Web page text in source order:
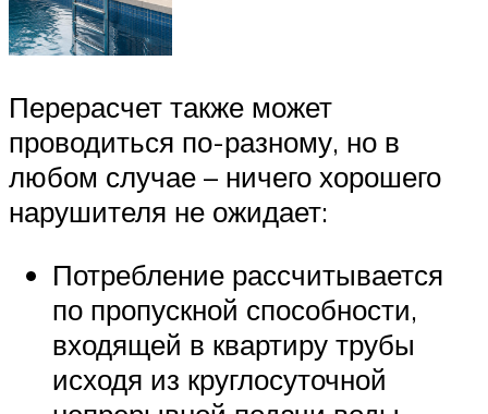
Перерасчет также может
проводиться по-разному, но в
любом случае – ничего хорошего
нарушителя не ожидает:
Потребление рассчитывается
по пропускной способности,
входящей в квартиру трубы
исходя из круглосуточной